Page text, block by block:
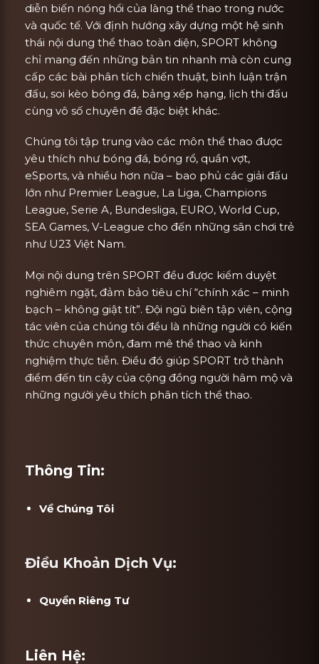
diễn biến nóng hổi của làng thể thao trong nước
và quốc tế. Với định hướng xây dựng một hệ sinh
thái nội dung thể thao toàn diện, SPORT không
chỉ mang đến những bản tin nhanh mà còn cung
cấp các bài phân tích chiến thuật, bình luận trận
đấu, soi kèo bóng đá, bảng xếp hạng, lịch thi đấu
cùng vô số chuyên đề đặc biệt khác.
Chúng tôi tập trung vào các môn thể thao được
yêu thích như bóng đá, bóng rổ, quần vợt,
eSports, và nhiều hơn nữa – bao phủ các giải đấu
lớn như Premier League, La Liga, Champions
League, Serie A, Bundesliga, EURO, World Cup,
SEA Games, V-League cho đến những sân chơi trẻ
như U23 Việt Nam.
Mọi nội dung trên SPORT đều được kiểm duyệt
nghiêm ngặt, đảm bảo tiêu chí “chính xác – minh
bạch – không giật tít”. Đội ngũ biên tập viên, cộng
tác viên của chúng tôi đều là những người có kiến
thức chuyên môn, đam mê thể thao và kinh
nghiệm thực tiễn. Điều đó giúp SPORT trở thành
điểm đến tin cậy của cộng đồng người hâm mộ và
những người yêu thích phân tích thể thao.
Thông Tin:
Về Chúng Tôi
Điều Khoản Dịch Vụ:
Quyền Riêng Tư
Liên Hệ: